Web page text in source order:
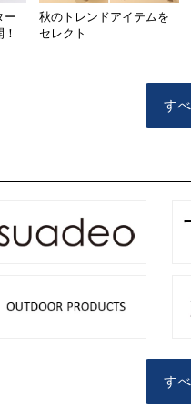
ー
秋のトレンドアイテムを
セレクト
す
す